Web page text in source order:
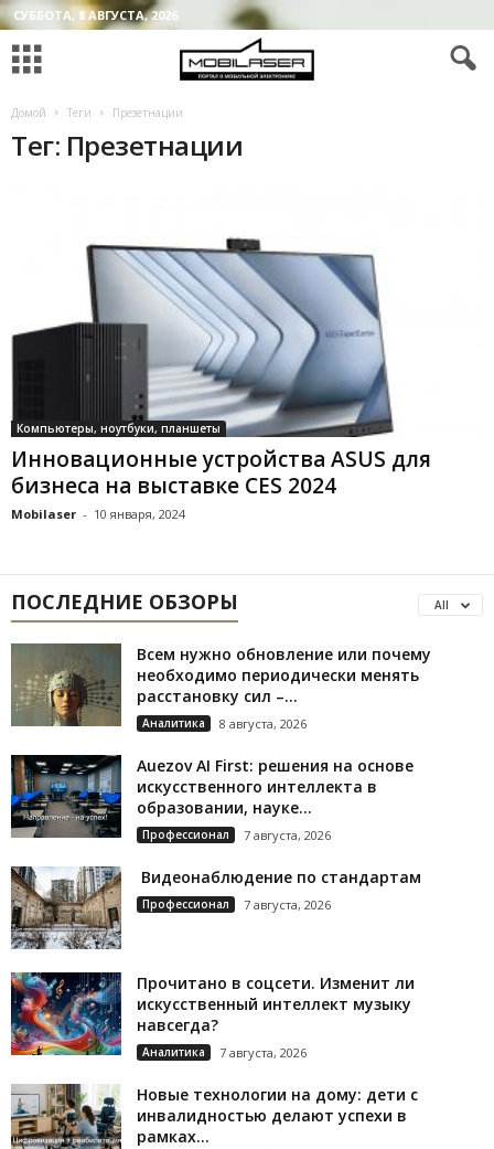
СУББОТА, 8 АВГУСТА, 2026
Домой Теги Презетнации
Тег: Презетнации
Компьютеры, ноутбуки, планшеты
Инновационные устройства ASUS для
бизнеса на выставке CES 2024
Mobilaser - 10 января, 2024
ПОСЛЕДНИЕ ОБЗОРЫ All
Всем нужно обновление или почему
необходимо периодически менять
расстановку сил –...
Аналитика 8 августа, 2026
Auezov AI First: решения на основе
искусственного интеллекта в
образовании, науке...
Профессионал 7 августа, 2026
Видеонаблюдение по стандартам
Профессионал 7 августа, 2026
Прочитано в соцсети. Изменит ли
искусственный интеллект музыку
навсегда?
Аналитика 7 августа, 2026
Новые технологии на дому: дети с
инвалидностью делают успехи в
рамках...